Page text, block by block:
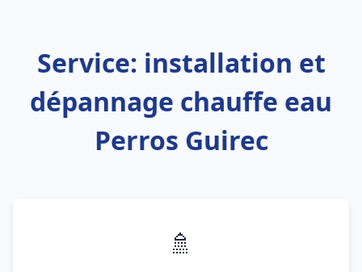
Service: installation et
dépannage chauffe eau
Perros Guirec
🚿